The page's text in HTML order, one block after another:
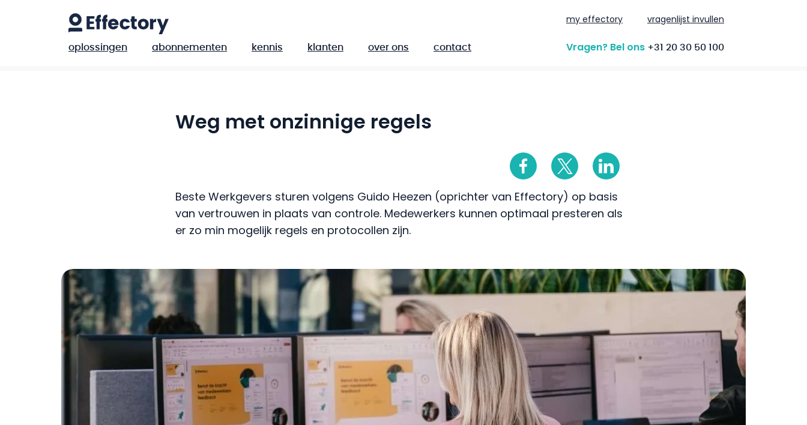
my effectory vragenlijst invullen
oplossingen abonnementen kennis klanten over ons contact Vragen? Bel ons +31 20 30 50 100
Weg met onzinnige regels
Beste Werkgevers sturen volgens Guido Heezen (oprichter van Effectory) op basis
van vertrouwen in plaats van controle. Medewerkers kunnen optimaal presteren als
er zo min mogelijk regels en protocollen zijn.